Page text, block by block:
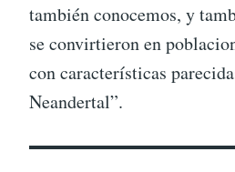
también conocemos, y
se convirtieron en
con características
Neandertal”.